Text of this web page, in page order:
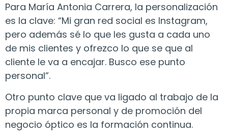
Para María Antonia Carrera, la personalización
es la clave: “Mi gran red social es Instagram,
pero además sé lo que les gusta a cada uno
de mis clientes y ofrezco lo que se que al
cliente le va a encajar. Busco ese punto
personal”.
Otro punto clave que va ligado al trabajo de la
propia marca personal y de promoción del
negocio óptico es la formación continua.